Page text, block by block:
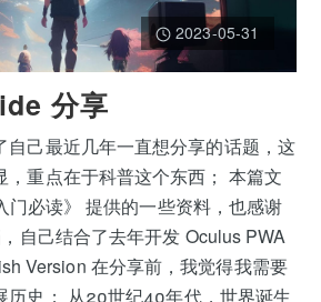
2023-05-31
分享
自己最近几年一直想分享的话题，这
，重点在于科普这个东西； 本篇文
门必读》 提供的一些资料，也感谢
自己结合了去年开发 Oculus PWA
Version 在分享前，我觉得我需要
历史； 从20世纪40年代，世界诞生